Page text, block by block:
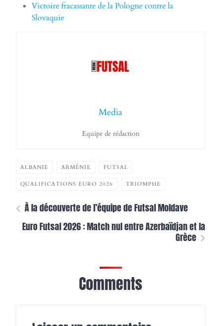
Victoire fracassante de la Pologne contre la
Slovaquie
Media
Equipe de rédaction
ALBANIE ARMÉNIE FUTSAL
QUALIFICATIONS EURO 2026 TRIOMPHE
À la découverte de l’équipe de Futsal Moldave
Euro Futsal 2026 : Match nul entre Azerbaïdjan et la
Grèce
Comments